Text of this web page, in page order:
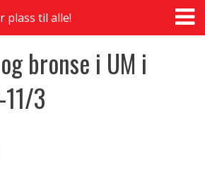
plass til alle!
bronse i UM i
3